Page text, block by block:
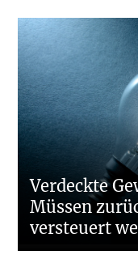
Verdeckte
Müssen
versteuert